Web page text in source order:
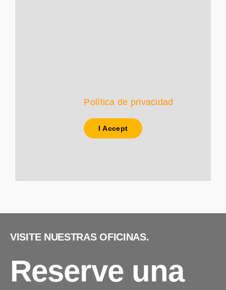
Política de privacidad
I Accept
VISITE NUESTRAS OFICINAS.
Reserve una